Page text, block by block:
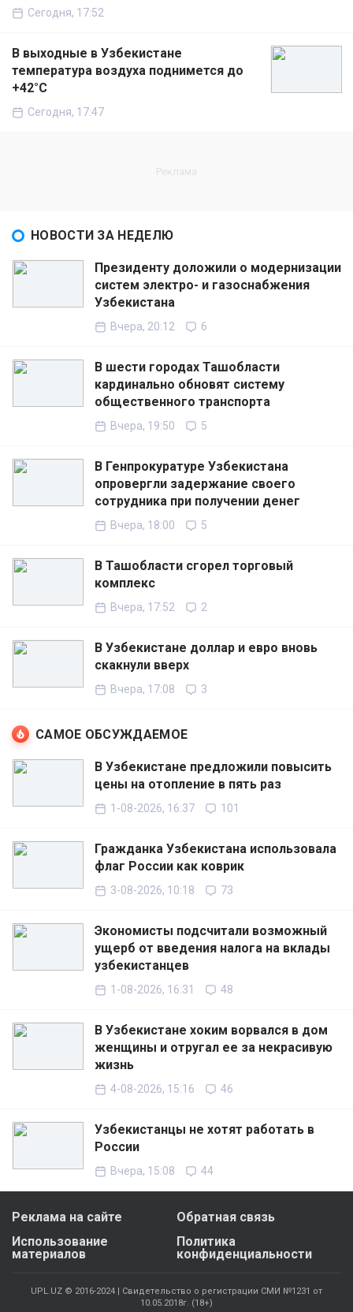
Сегодня, 17:52
В выходные в Узбекистане
температура воздуха поднимется до
+42°C
Сегодня, 17:47
НОВОСТИ ЗА НЕДЕЛЮ
Президенту доложили о модернизации
систем электро- и газоснабжения
Узбекистана
Вчера, 20:12 6
В шести городах Ташобласти
кардинально обновят систему
общественного транспорта
Вчера, 19:50 5
В Генпрокуратуре Узбекистана
опровергли задержание своего
сотрудника при получении денег
Вчера, 18:00 5
В Ташобласти сгорел торговый
комплекс
Вчера, 17:52 2
В Узбекистане доллар и евро вновь
скакнули вверх
Вчера, 17:08 3
САМОЕ ОБСУЖДАЕМОЕ
В Узбекистане предложили повысить
цены на отопление в пять раз
1-08-2026, 16:37 101
Гражданка Узбекистана использовала
флаг России как коврик
3-08-2026, 10:18 73
Экономисты подсчитали возможный
ущерб от введения налога на вклады
узбекистанцев
1-08-2026, 16:31 48
В Узбекистане хоким ворвался в дом
женщины и отругал ее за некрасивую
жизнь
4-08-2026, 15:16 46
Узбекистанцы не хотят работать в
России
Вчера, 15:08 44
Реклама на сайте
Обратная связь
Использование
материалов
Политика
конфиденциальности
UPL.UZ © 2016-2024 | Свидетельство о регистрации СМИ №1231 от
10.05.2018г. (18+)